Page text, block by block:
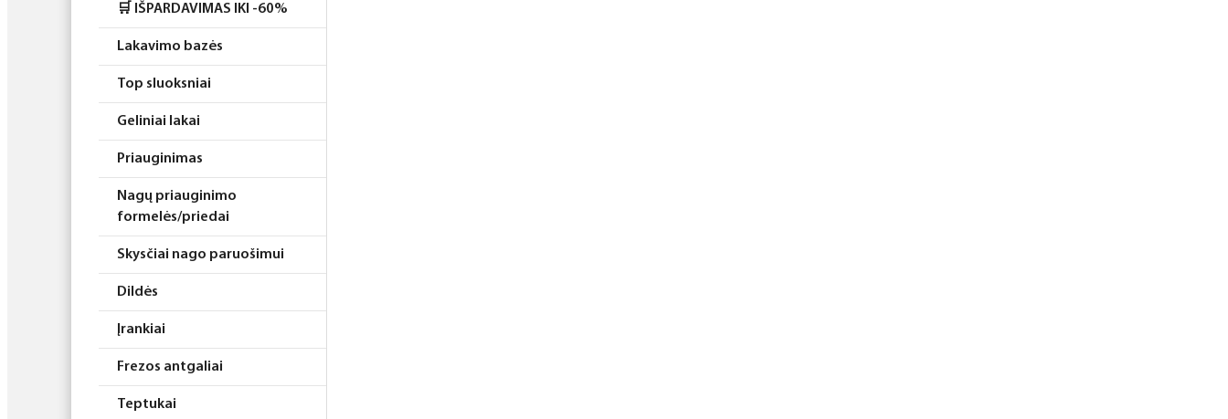
🛒 IŠPARDAVIMAS IKI -60%
Lakavimo bazės
Top sluoksniai
Geliniai lakai
Priauginimas
Nagų priauginimo
formelės/priedai
Skysčiai nago paruošimui
Dildės
Įrankiai
Frezos antgaliai
Teptukai